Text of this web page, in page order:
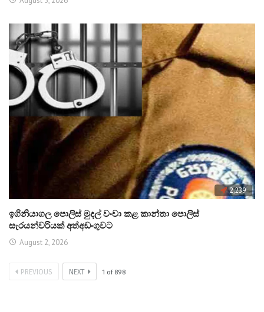
2,239
ඉගිනියාගල පොලිස් මුදල් වංචා කළ කාන්තා පොලිස්
සැරයන්වරියක් අත්අඩංගුවට
August 2, 2026
PREVIOUS NEXT 1 of 898